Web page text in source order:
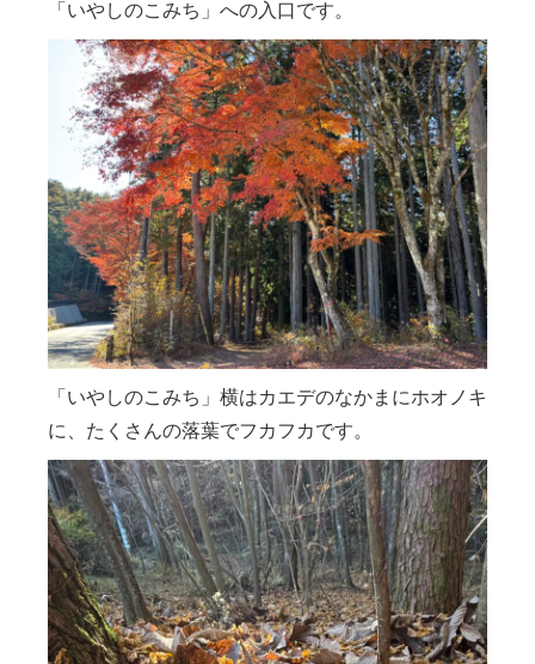
「いやしのこみち」への入口です。
「いやしのこみち」横はカエデのなかまにホオノキ
に、たくさんの落葉でフカフカです。